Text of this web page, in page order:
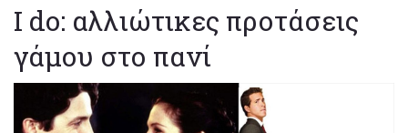
I do: αλλιώτικες προτάσεις
γάμου στο πανί